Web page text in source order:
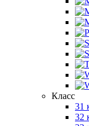
Класс
31
32